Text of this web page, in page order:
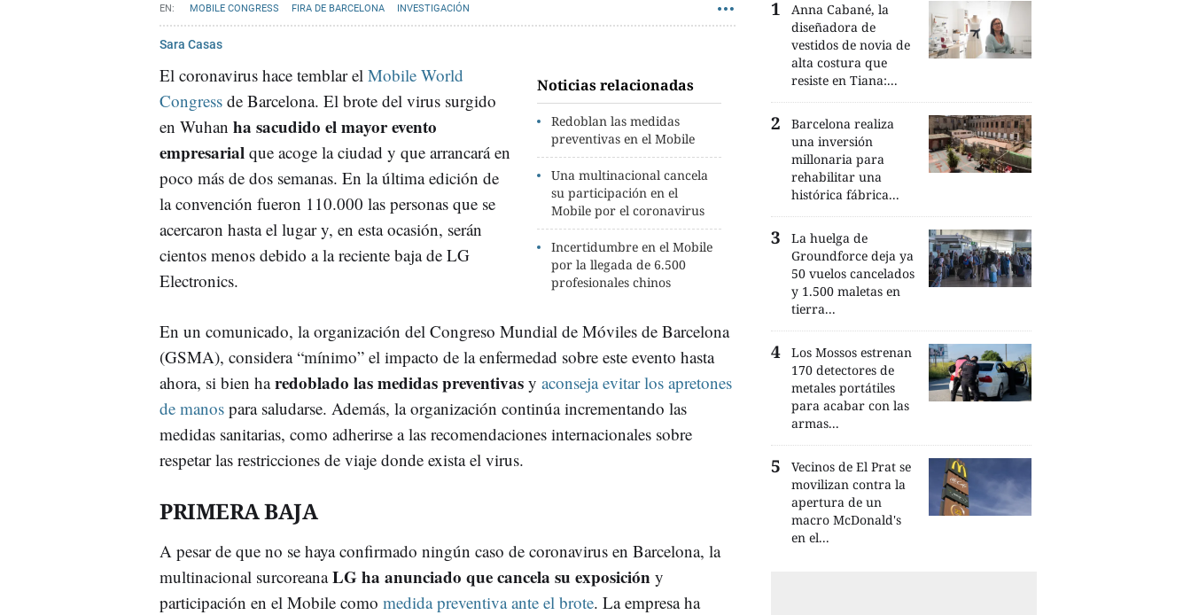
MOBILE CONGRESS FIRA DE BARCELONA INVESTIGACIÓN
Sara Casas
Noticias relacionadas
Redoblan las medidas
preventivas en el Mobile
Una multinacional cancela
su participación en el
Mobile por el coronavirus
Incertidumbre en el Mobile
por la llegada de 6.500
profesionales chinos
El coronavirus hace temblar el Mobile World
Congress de Barcelona. El brote del virus surgido
en Wuhan ha sacudido el mayor evento
empresarial que acoge la ciudad y que arrancará en
poco más de dos semanas. En la última edición de
la convención fueron 110.000 las personas que se
acercaron hasta el lugar y, en esta ocasión, serán
cientos menos debido a la reciente baja de LG
Electronics.
En un comunicado, la organización del Congreso Mundial de Móviles de Barcelona
(GSMA), considera “mínimo” el impacto de la enfermedad sobre este evento hasta
ahora, si bien haredoblado las medidas preventivas y aconseja evitar los apretones
de manos para saludarse. Además, la organización continúa incrementando las
medidas sanitarias, como adherirse a las recomendaciones internacionales sobre
respetar las restricciones de viaje donde exista el virus.
PRIMERA BAJA
A pesar de que no se haya confirmado ningún caso de coronavirus en Barcelona, la
multinacional surcoreanaLG ha anunciado que cancela su exposición y
participación en el Mobile como medida preventiva ante el brote. La empresa ha
Anna Cabané, la
diseñadora de
vestidos de novia de
alta costura que
resiste en Tiana:...
Barcelona realiza
una inversión
millonaria para
rehabilitar una
histórica fábrica...
La huelga de
Groundforce deja ya
50 vuelos cancelados
y 1.500 maletas en
tierra...
Los Mossos estrenan
170 detectores de
metales portátiles
para acabar con las
armas...
Vecinos de El Prat se
movilizan contra la
apertura de un
macro McDonald's
en el...